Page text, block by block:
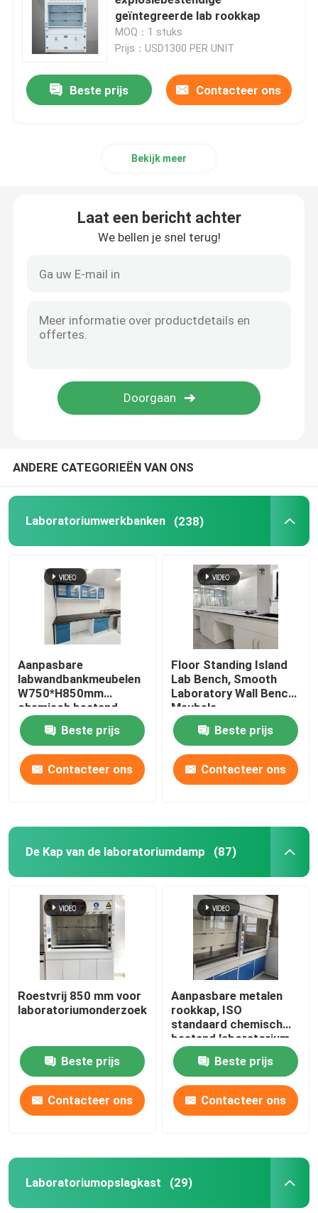
Laboratoriumopslagkast
Laboratoriummeubilair voor studenten
Laboratoriummeubel accessoires
geïntegreerde lab rookkap
MOQ：1 stuks
Prijs：USD1300 PER UNIT
Beste prijs Contacteer ons
Bekijk meer
Laat een bericht achter
We bellen je snel terug!
ANDERE CATEGORIEËN VAN ONS
Laboratoriumwerkbanken (238)
Aanpasbare
labwandbankmeubelen
W750*H850mm
chemisch bestand
Beste prijs
Contacteer ons
Floor Standing Island
Lab Bench, Smooth
Laboratory Wall Bench
Meubels
Beste prijs
Contacteer ons
De Kap van de laboratoriumdamp (87)
Roestvrij 850 mm voor
laboratoriumonderzoek
Beste prijs
Contacteer ons
Aanpasbare metalen
rookkap, ISO
standaard chemisch
bestand laboratorium
rookkap
Beste prijs
Contacteer ons
Laboratoriumopslagkast (29)